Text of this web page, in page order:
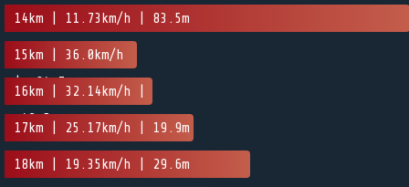
14km | 11.73km/h | 83.5m
15km | 36.0km/h
| -84.7m
16km | 32.14km/h |
-42.5m
17km | 25.17km/h | 19.9m
18km | 19.35km/h | 29.6m